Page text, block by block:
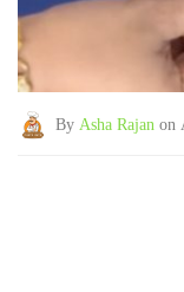
By Asha Rajan on